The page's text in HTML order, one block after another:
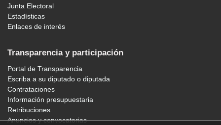
Junta Electoral
Estadísticas
Enlaces de interés
Transparencia y participación
Portal de Transparencia
Escriba a su diputado o diputada
Contrataciones
Información presupuestaria
Retribuciones
Anuncios y convocatorias